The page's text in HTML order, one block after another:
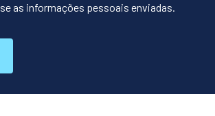
as informações pessoais enviadas.